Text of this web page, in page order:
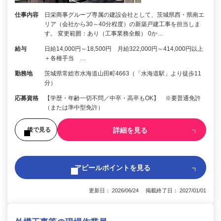
仕事内容
日栄商事グループ専属の建設会社として、茨城県西・県南エ
リア（会社から30～40分程度）の新築戸建工事を担当しま
す。 変更範囲：あり（工事業務全般） 0か…
給与
日給14,000円～18,500円 月給322,000円～414,000円以上
＋各種手当 …
勤務地
茨城県常総市水海道山田町4663（「水海道駅」より徒歩11
分）
応募資格
【学歴・年齢一切不問／中卒・高卒もOK】 ※要普通免許
（または準中型免許）
後で見る 詳細を見る
アピールポイントを見る
更新日： 2026/06/24 掲載終了日： 2027/01/01